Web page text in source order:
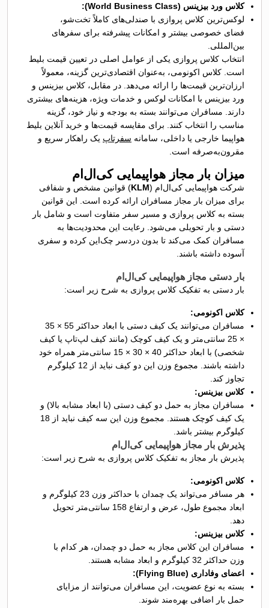
کلاس ورد بیزینس (World Business Class):
لوکس‌ترین کلاس پروازی با صندلی‌های کاملاً تخت‌شو،
فضای خصوصی بیشتر و امکانات پیشرفته برای سفرهای
بین‌المللی.
انتخاب کلاس پروازی یکی از عوامل اصلی در تعیین قیمت بلیط
است. کلاس اکونومی، به‌عنوان اقتصادی‌ترین گزینه، معمولاً
ارزان‌ترین قیمت‌ها را ارائه می‌دهد. در مقابل، کلاس بیزینس و
ورد بیزینس با امکانات لوکس و خدمات ویژه، هزینه‌های بیشتری
دارند. مسافران می‌توانند بسته به بودجه و نیاز خود، گزینه
مناسب را انتخاب کنند. برای مقایسه قیمت‌ها و خرید آنلاین بلیط
هواپیما خارجی یا داخلی، سامانه سفرتاپ یک راهکار سریع و
مقرون‌به‌صرفه است.
میزان بار مجاز هواپیمایی کی‌ال‌ام
شرکت هواپیمایی کی‌ال‌ام (KLM) قوانین مشخص و شفافی
برای میزان بار مجاز مسافران ارائه کرده است. این قوانین
بسته به کلاس پروازی و مسیر سفر متفاوت است و شامل بار
دستی و بار تحویلی می‌شود. رعایت این محدودیت‌ها به
مسافران کمک می‌کند تا بدون دردسر چک‌این کرده و سفری
آسوده داشته باشند.
بار دستی مجاز هواپیمایی کی‌ال‌ام
بار دستی به تفکیک کلاس پروازی به شرح زیر است:
کلاس اکونومی:
مسافران می‌توانند یک کیف دستی با ابعاد حداکثر 55 × 35
× 25 سانتی‌متر و یک کیف کوچک (مانند کیف لپ‌تاپ یا کیف
شخصی) با ابعاد حداکثر 40 × 30 × 15 سانتی‌متر همراه خود
داشته باشند. مجموع وزن این دو کیف نباید از 12 کیلوگرم
تجاوز کند.
کلاس بیزینس:
مسافران مجاز به حمل دو کیف دستی (با ابعاد مشابه بالا) و
یک کیف کوچک هستند. مجموع وزن این سه کیف نباید از 18
کیلوگرم بیشتر باشد.
پذیرش بار مجاز هواپیمایی کی‌ال‌ام
پذیرش بار مجاز به تفکیک کلاس پروازی به شرح زیر است:
کلاس اکونومی:
هر مسافر می‌تواند یک چمدان با حداکثر وزن 23 کیلوگرم و
ابعاد مجموع طول، عرض و ارتفاع 158 سانتی‌متر تحویل
دهد.
کلاس بیزینس:
مسافران این کلاس مجاز به حمل دو چمدان، هر کدام با
وزن حداکثر 32 کیلوگرم و ابعاد مشابه هستند.
اعضای وفاداری (Flying Blue):
بسته به نوع عضویت، این مسافران می‌توانند از مزایای
حمل بار اضافی بهره‌مند شوند.